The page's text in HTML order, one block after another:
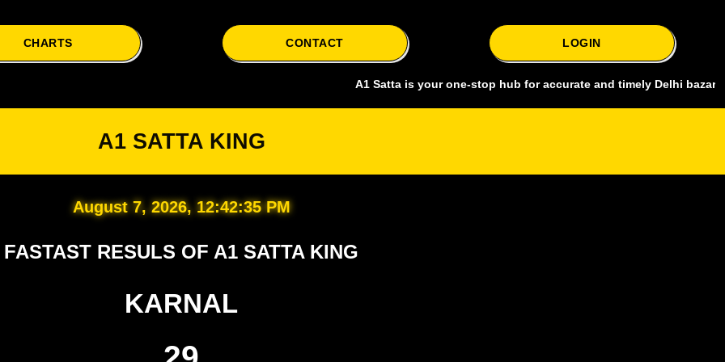
CHARTS CONTACT LOGIN
A1 Satta is your one-stop hub for accurate and timely Delhi bazar satta
A1 SATTA KING
August 7, 2026, 12:42:36 PM
FASTAST RESULS OF A1 SATTA KING
KARNAL